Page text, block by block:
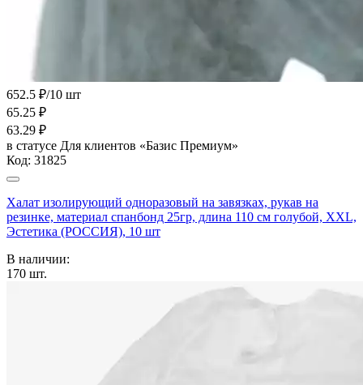
652.5 ₽/10 шт
65.25 ₽
63.29 ₽
в статусе Для клиентов «Базис Премиум»
Код: 31825
Халат изолирующий одноразовый на завязках, рукав на
резинке, материал спанбонд 25гр, длина 110 см голубой, XXL,
Эстетика (РОССИЯ), 10 шт
В наличии:
170 шт.